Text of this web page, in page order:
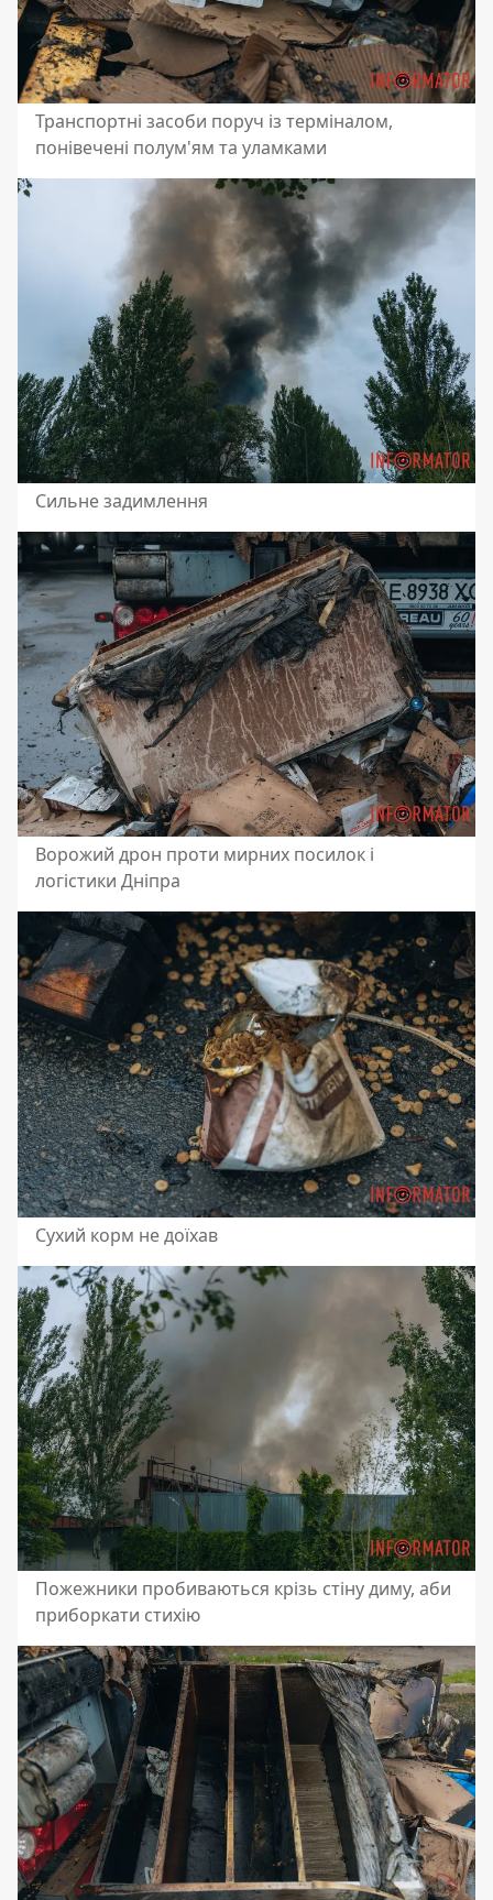
Транспортні засоби поруч із терміналом,
понівечені полум'ям та уламками
Сильне задимлення
Ворожий дрон проти мирних посилок і
логістики Дніпра
Сухий корм не доїхав
Пожежники пробиваються крізь стіну диму, аби
приборкати стихію